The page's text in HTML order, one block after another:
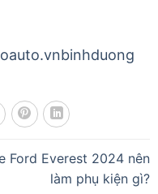
Ford Everest 2024 nên
làm phụ kiện gì?